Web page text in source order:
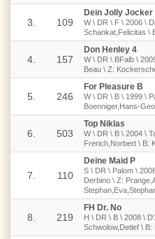
3. 109
Dein Jolly Jocker
W \ DR \ F \ 2006 \
Schankat,Felicitas \
4. 157
Don Henley 4
W \ DR \ BFalb \
Beau \ Z:
5. 246
For Pleasure B
W \ DR \ B \ 1999 \
Boenniger,Hans-
6. 503
Top Niklas
W \ DR \ B \ 2004 \
Frerich,Norbert \ B:
7. 110
Deine Maid P
S \ DR \ Palom \
Derbino \ Z:
8. 219
FH Dr. No
H \ DR \ B \ 2008 \
Schwolow,Detlef \